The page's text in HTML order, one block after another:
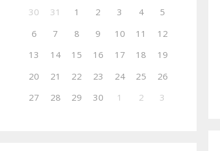
30 31 1 2 3 4
5
6
7 8 9 10 11
12
13
14 15 16 17 18
19
20
21 22 23 24 25
26
27
28 29 30 1 2 3